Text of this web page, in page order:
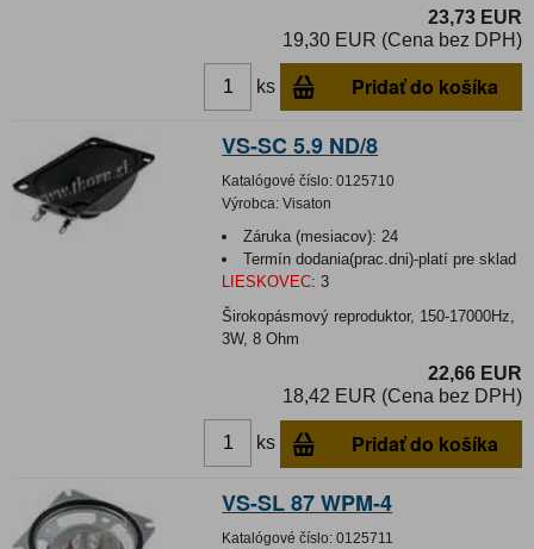
23,73 EUR
19,30 EUR (Cena bez DPH)
ks Pridať do košíka
VS-SC 5.9 ND/8
Katalógové číslo: 0125710
Výrobca: Visaton
Záruka (mesiacov): 24
Termín dodania(prac.dni)-platí pre sklad
LIESKOVEC: 3
Širokopásmový reproduktor, 150-17000Hz,
3W, 8 Ohm
22,66 EUR
18,42 EUR (Cena bez DPH)
ks Pridať do košíka
VS-SL 87 WPM-4
Katalógové číslo: 0125711